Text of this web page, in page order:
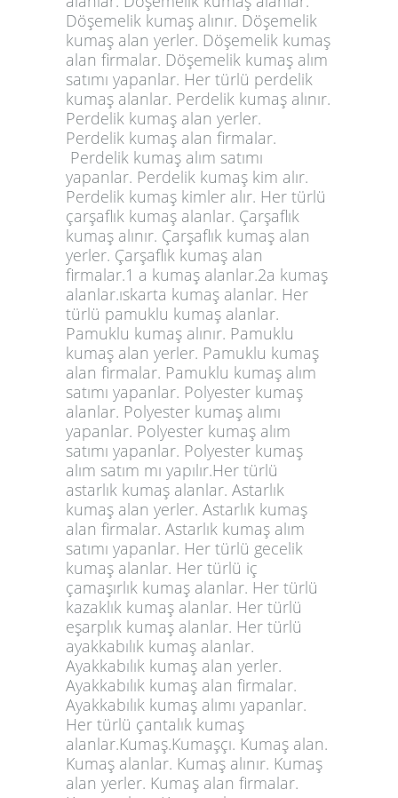
Döşemelik kumaş alınır. Döşemelik
kumaş alan yerler. Döşemelik kumaş
alan firmalar. Döşemelik kumaş alım
satımı yapanlar. Her türlü perdelik
kumaş alanlar. Perdelik kumaş alınır.
Perdelik kumaş alan yerler.
Perdelik kumaş alan firmalar.
Perdelik kumaş alım satımı
yapanlar. Perdelik kumaş kim alır.
Perdelik kumaş kimler alır. Her türlü
çarşaflık kumaş alanlar. Çarşaflık
kumaş alınır. Çarşaflık kumaş alan
yerler. Çarşaflık kumaş alan
firmalar.1 a kumaş alanlar.2a kumaş
alanlar.ıskarta kumaş alanlar. Her
türlü pamuklu kumaş alanlar.
Pamuklu kumaş alınır. Pamuklu
kumaş alan yerler. Pamuklu kumaş
alan firmalar. Pamuklu kumaş alım
satımı yapanlar. Polyester kumaş
alanlar. Polyester kumaş alımı
yapanlar. Polyester kumaş alım
satımı yapanlar. Polyester kumaş
alım satım mı yapılır.Her türlü
astarlık kumaş alanlar. Astarlık
kumaş alan yerler. Astarlık kumaş
alan firmalar. Astarlık kumaş alım
satımı yapanlar. Her türlü gecelik
kumaş alanlar. Her türlü iç
çamaşırlık kumaş alanlar. Her türlü
kazaklık kumaş alanlar. Her türlü
eşarplık kumaş alanlar. Her türlü
ayakkabılık kumaş alanlar.
Ayakkabılık kumaş alan yerler.
Ayakkabılık kumaş alan firmalar.
Ayakkabılık kumaş alımı yapanlar.
Her türlü çantalık kumaş
alanlar.Kumaş.Kumaşçı. Kumaş alan.
Kumaş alanlar. Kumaş alınır. Kumaş
alan yerler. Kumaş alan firmalar.